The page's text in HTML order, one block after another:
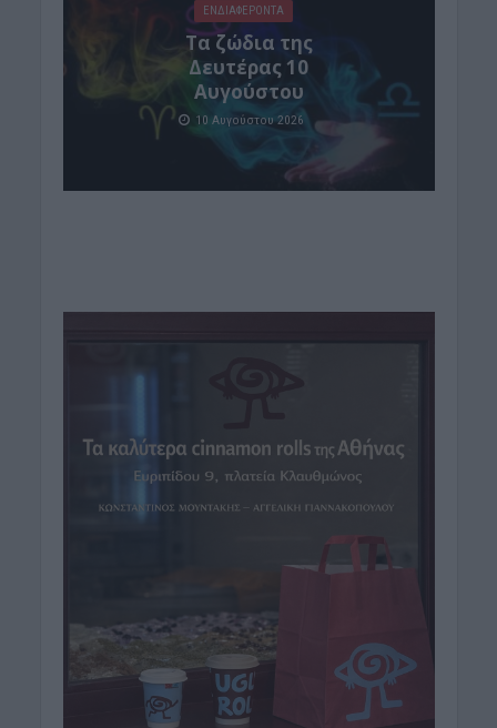
ΕΝΔΙΑΦΕΡΟΝΤΑ
Τα ζώδια της
Δευτέρας 10
Αυγούστου
10 Αυγούστου 2026